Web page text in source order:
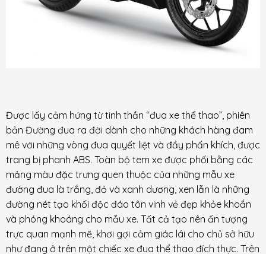
Được lấy cảm hứng từ tinh thần “đua xe thể thao”, phiên
bản Đường đua ra đời dành cho những khách hàng đam
mê với những vòng đua quyết liệt và đầy phấn khích, được
trang bị phanh ABS. Toàn bộ tem xe được phối bằng các
mảng màu đặc trưng quen thuộc của những mẫu xe
đường đua là trắng, đỏ và xanh dương, xen lẫn là những
đường nét tạo khối độc đáo tôn vinh vẻ đẹp khỏe khoắn
và phóng khoáng cho mẫu xe. Tất cả tạo nên ấn tượng
trực quan mạnh mẽ, khơi gợi cảm giác lái cho chủ sở hữu
như đang ở trên một chiếc xe đua thể thao đích thực. Trên